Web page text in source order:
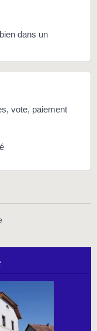
dans un
vote, paiement